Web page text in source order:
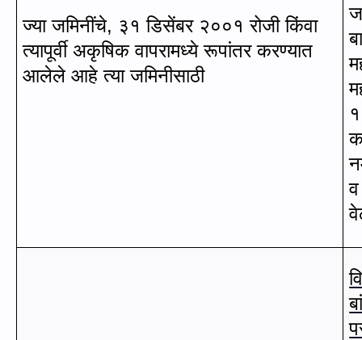
ज्या जमिनींचे, ३१ डिसेंबर २००१ रोजी किंवा
त्यापूर्वी अकृषिक वापरामध्ये रूपांतर करण्यात
आलेले आहे त्या जमिनीसाठी